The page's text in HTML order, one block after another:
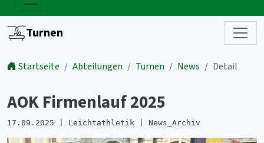
Turnen
Startseite Abteilungen Turnen News Detail
AOK Firmenlauf 2025
17.09.2025 | Leichtathletik | News_Archiv